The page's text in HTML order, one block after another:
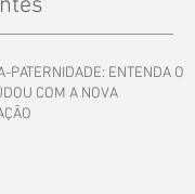
PATERNIDADE: ENTENDA O
COM A NOVA